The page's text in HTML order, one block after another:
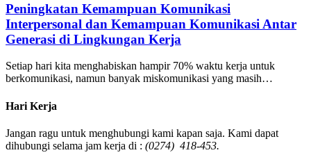
Peningkatan Kemampuan Komunikasi
Interpersonal dan Kemampuan Komunikasi Antar
Generasi di Lingkungan Kerja
Setiap hari kita menghabiskan hampir 70% waktu kerja untuk
berkomunikasi, namun banyak miskomunikasi yang masih…
Hari Kerja
Jangan ragu untuk menghubungi kami kapan saja. Kami dapat
dihubungi selama jam kerja di : (0274) 418-453.